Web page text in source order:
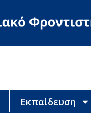
Εκπαίδευση